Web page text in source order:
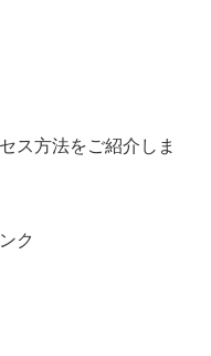
ス方法をご紹介しま
ク